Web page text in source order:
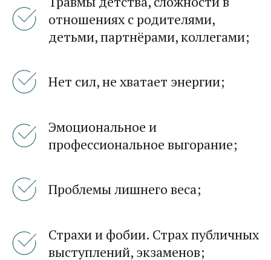
отношениях с родителями,
детьми, партнёрами, коллегами;
Нет сил, не хватает энергии;
Эмоциональное и
профессиональное выгорание;
Проблемы лишнего веса;
Страхи и фобии. Страх публичных
выступлений, экзаменов;